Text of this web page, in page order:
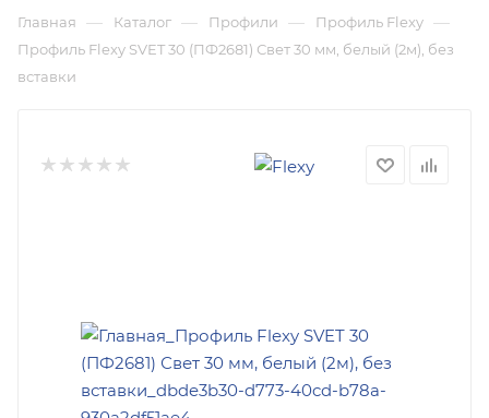
Главная — Каталог — Профили — Профиль Flexy —
Профиль Flexy SVET 30 (ПФ2681) Свет 30 мм, белый (2м), без
вставки